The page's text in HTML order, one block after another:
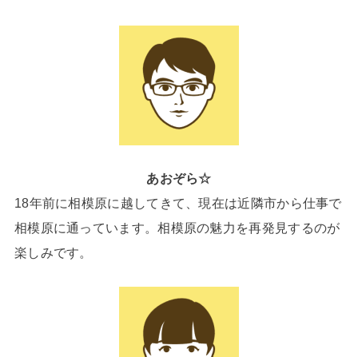
あおぞら☆
18年前に相模原に越してきて、現在は近隣市から仕事で
相模原に通っています。相模原の魅力を再発見するのが
楽しみです。